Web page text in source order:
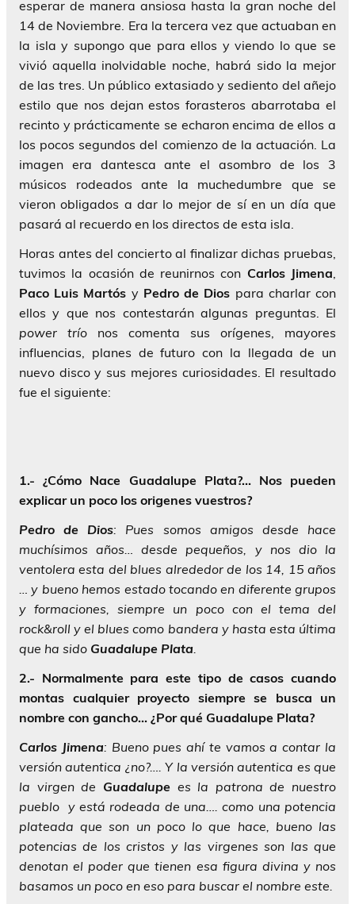
esperar de manera ansiosa hasta la gran noche del
14 de Noviembre. Era la tercera vez que actuaban en
la isla y supongo que para ellos y viendo lo que se
vivió aquella inolvidable noche, habrá sido la mejor
de las tres. Un público extasiado y sediento del añejo
estilo que nos dejan estos forasteros abarrotaba el
recinto y prácticamente se echaron encima de ellos a
los pocos segundos del comienzo de la actuación. La
imagen era dantesca ante el asombro de los 3
músicos rodeados ante la muchedumbre que se
vieron obligados a dar lo mejor de sí en un día que
pasará al recuerdo en los directos de esta isla.
Horas antes del concierto al finalizar dichas pruebas,
tuvimos la ocasión de reunirnos con Carlos Jimena
Paco Luis Martós y Pedro de Dios para charlar con
ellos y que nos contestarán algunas preguntas. El
power trío nos comenta sus orígenes, mayores
influencias, planes de futuro con la llegada de un
nuevo disco y sus mejores curiosidades. El resultado
fue el siguiente:
1.- ¿Cómo Nace Guadalupe Plata?… Nos pueden
explicar un poco los origenes vuestros?
Pedro de Dios: Pues somos amigos desde hace
muchísimos años… desde pequeños, y nos dio la
ventolera esta del blues alrededor de los 14, 15 años
… y bueno hemos estado tocando en diferente grupos
y formaciones, siempre un poco con el tema del
rock&roll y el blues como bandera y hasta esta última
que ha sido Guadalupe Plata
2.- Normalmente para este tipo de casos cuando
montas cualquier proyecto siempre se busca un
nombre con gancho… ¿Por qué Guadalupe Plata?
Carlos Jimena: Bueno pues ahí te vamos a contar la
versión autentica ¿no?…. Y la versión autentica es que
la virgen de Guadalupees la patrona de nuestro
pueblo y está rodeada de una…. como una potencia
plateada que son un poco lo que hace, bueno las
potencias de los cristos y las virgenes son las que
denotan el poder que tienen esa figura divina y nos
basamos un poco en eso para buscar el nombre este.